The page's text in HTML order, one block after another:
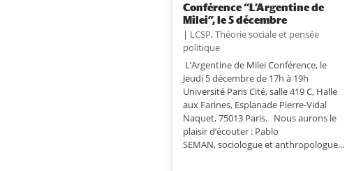
Conférence “L’Argentine de
Milei”, le 5 décembre
| LCSP,Théorie sociale et pensée
politique
L’Argentine de Milei Conférence, le
Jeudi 5 décembre de 17h à 19h
Université Paris Cité, salle 419 C, Halle
aux Farines, Esplanade Pierre-Vidal
Naquet, 75013 Paris. Nous aurons le
plaisir d’écouter : Pablo
SEMAN, sociologue et anthropologue...